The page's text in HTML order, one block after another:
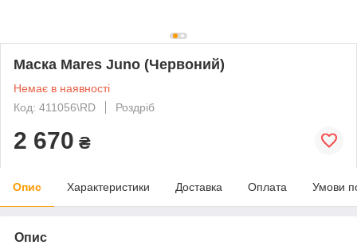
Маска Mares Juno (Червоний)
Немає в наявності
Код: 411056\RD
Роздріб
2 670 ₴
Опис Характеристики Доставка Оплата Умови
Опис